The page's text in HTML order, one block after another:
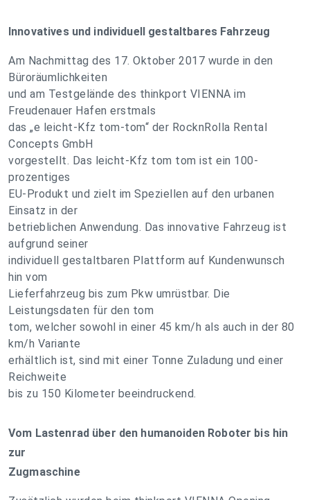
Innovatives und individuell gestaltbares Fahrzeug
Am Nachmittag des 17. Oktober 2017 wurde in den
Büroräumlichkeiten
und am Testgelände des thinkport VIENNA im
Freudenauer Hafen erstmals
das „e leicht-Kfz tom-tom“ der RocknRolla Rental
Concepts GmbH
vorgestellt. Das leicht-Kfz tom tom ist ein 100-
prozentiges
EU-Produkt und zielt im Speziellen auf den urbanen
Einsatz in der
betrieblichen Anwendung. Das innovative Fahrzeug ist
aufgrund seiner
individuell gestaltbaren Plattform auf Kundenwunsch
hin vom
Lieferfahrzeug bis zum Pkw umrüstbar. Die
Leistungsdaten für den tom
tom, welcher sowohl in einer 45 km/h als auch in der 80
km/h Variante
erhältlich ist, sind mit einer Tonne Zuladung und einer
Reichweite
bis zu 150 Kilometer beeindruckend.
Vom Lastenrad über den humanoiden Roboter bis hin
zur
Zugmaschine